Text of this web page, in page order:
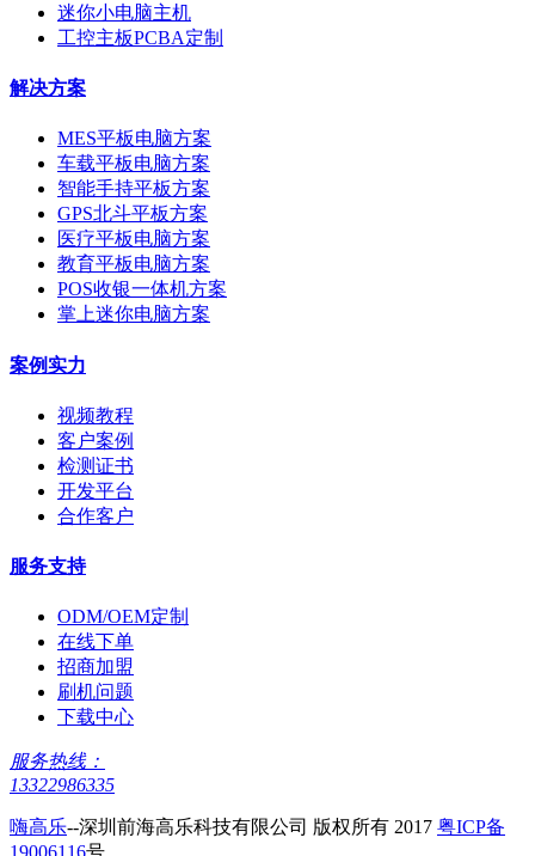
迷你小电脑主机
工控主板PCBA定制
解决方案
MES平板电脑方案
车载平板电脑方案
智能手持平板方案
GPS北斗平板方案
医疗平板电脑方案
教育平板电脑方案
POS收银一体机方案
掌上迷你电脑方案
案例实力
视频教程
客户案例
检测证书
开发平台
合作客户
服务支持
ODM/OEM定制
在线下单
招商加盟
刷机问题
下载中心
服务热线：
13322986335
嗨高乐--深圳前海高乐科技有限公司 版权所有 2017 粤ICP备